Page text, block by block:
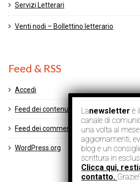
Servizi Letterari
Venti nodi – Bollettino letterario
Feed & RSS
Accedi
Feed dei contenuti
Feed dei commenti
WordPress.org
Lanewsletter è
canale di
una volta al
aggiornamenti,
blog e un
scrittura in
Clicca qui,
contatto. Grazie!